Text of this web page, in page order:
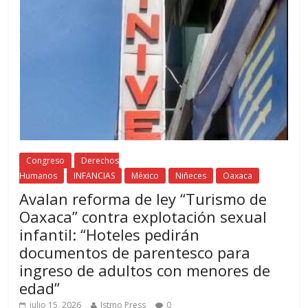
Congreso
Derechos
Humanos
INFANCIAS México Niñeces Oaxaca
Avalan reforma de ley “Turismo de
Oaxaca” contra explotación sexual
infantil: “Hoteles pedirán
documentos de parentesco para
ingreso de adultos con menores de
edad”
julio 15, 2026 Istmo Press 0